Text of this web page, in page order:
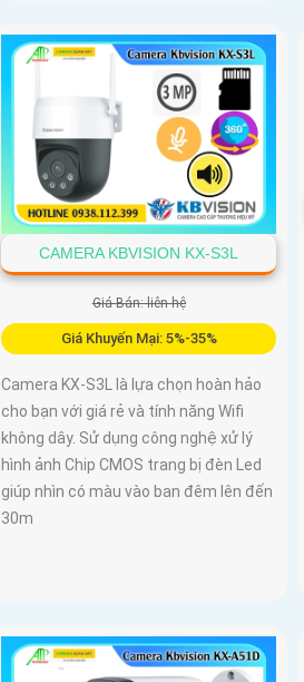
CAMERA KBVISION KX-S3L
Giá Bán: liên hệ
Giá Khuyến Mại: 5%-35%
Camera KX-S3L là lựa chọn hoàn hảo
cho bạn với giá rẻ và tính năng Wifi
không dây. Sử dụng công nghệ xử lý
hình ảnh Chip CMOS trang bị đèn Led
giúp nhìn có màu vào ban đêm lên đến
30m